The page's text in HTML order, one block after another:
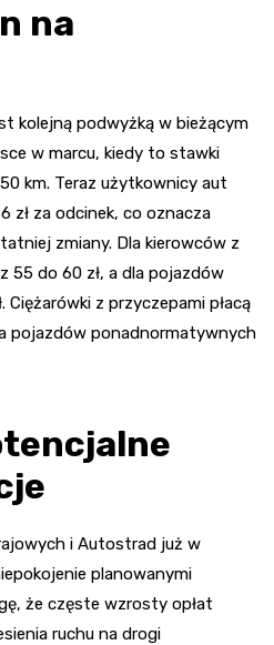
na
kolejną podwyżką w bieżącym
w marcu, kiedy to stawki
km. Teraz użytkownicy aut
zł za odcinek, co oznacza
zmiany. Dla kierowców z
55 do 60 zł, a dla pojazdów
z przyczepami płacą
pojazdów ponadnormatywnych
i Autostrad już w
planowanymi
że częste wzrosty opłat
ruchu na drogi